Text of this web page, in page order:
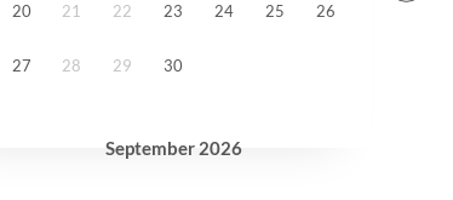
September 2026
20 21 22 23 24 25 26
27 28 29 30